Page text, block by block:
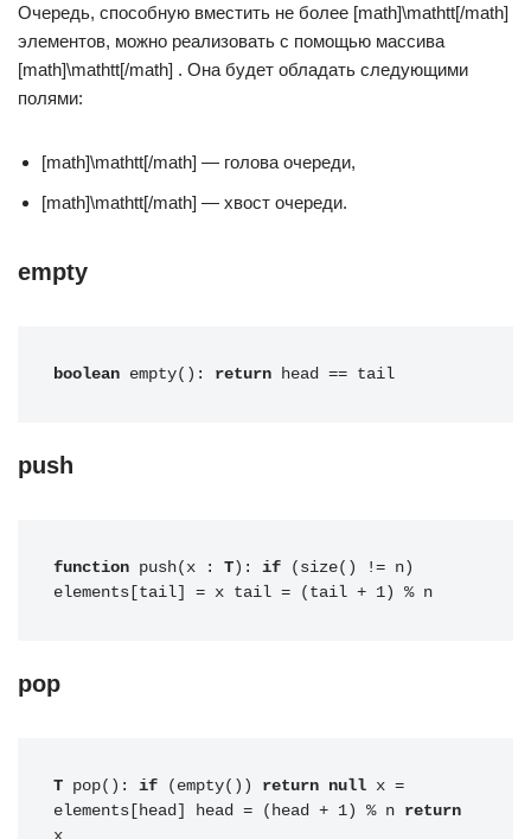
Очередь, способную вместить не более [math]\mathtt[/math]
элементов, можно реализовать с помощью массива
[math]\mathtt[/math] . Она будет обладать следующими
полями:
[math]\mathtt[/math] — голова очереди,
[math]\mathtt[/math] — хвост очереди.
empty
boolean empty(): return head == tail
push
function push(x : T): if (size() != n)
elements[tail] = x tail = (tail + 1) % n
pop
T pop(): if (empty()) return null x =
elements[head] head = (head + 1) % n return